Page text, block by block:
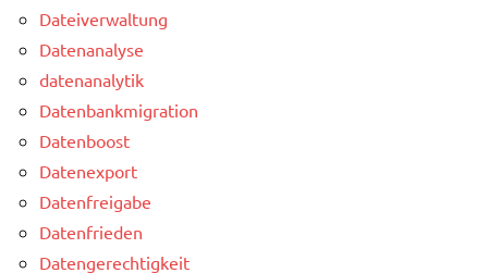
Dateiverwaltung
Datenanalyse
datenanalytik
Datenbankmigration
Datenboost
Datenexport
Datenfreigabe
Datenfrieden
Datengerechtigkeit